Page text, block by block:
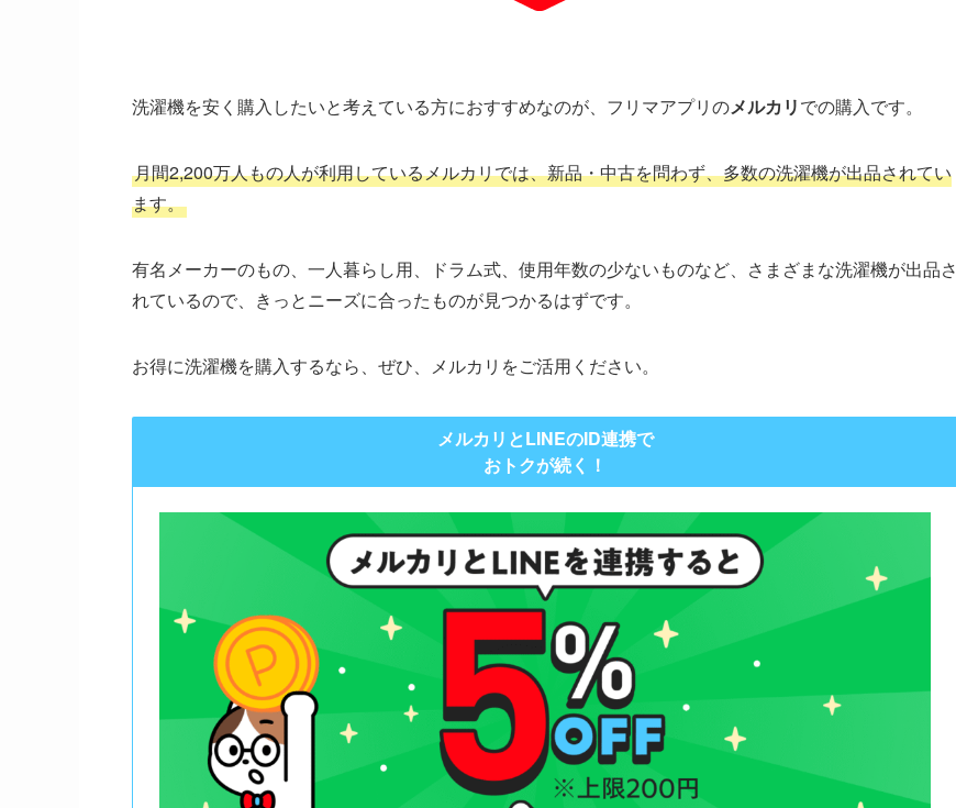
洗濯機を安く購入したいと考えている方におすすめなのが、フリマアプリのメルカリでの購入です。
月間2,200万人もの人が利用しているメルカリでは、新品・中古を問わず、多数の洗濯機が出品されてい
ます。
有名メーカーのもの、一人暮らし用、ドラム式、使用年数の少ないものなど、さまざまな洗濯機が出品さ
れているので、きっとニーズに合ったものが見つかるはずです。
お得に洗濯機を購入するなら、ぜひ、メルカリをご活用ください。
メルカリとLINEのID連携で
おトクが続く！